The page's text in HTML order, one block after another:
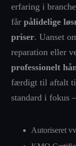
erfaring i
fårpålidelige
priser. Uanset
reparation eller
professionelt
færdigt til aftalt
standard i fokus
Autoriseret